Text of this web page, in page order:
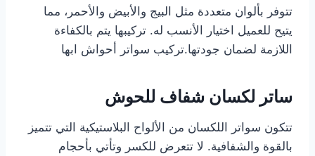
تتوفر بألوان متعددة مثل البيج والأبيض والأحمر، مما
يتيح للعميل اختيار الأنسب له. تركيبها يتم بالكفاءة
اللازمة لضمان جودتها.تركيب سواتر أحواش ابها
ساتر لكسان شفاف للحوش
تتكون سواتر اللكسان من الألواح البلاستيكية التي تتميز
بالقوة والشفافية. لا تتعرض للكسر وتأتي بأحجام